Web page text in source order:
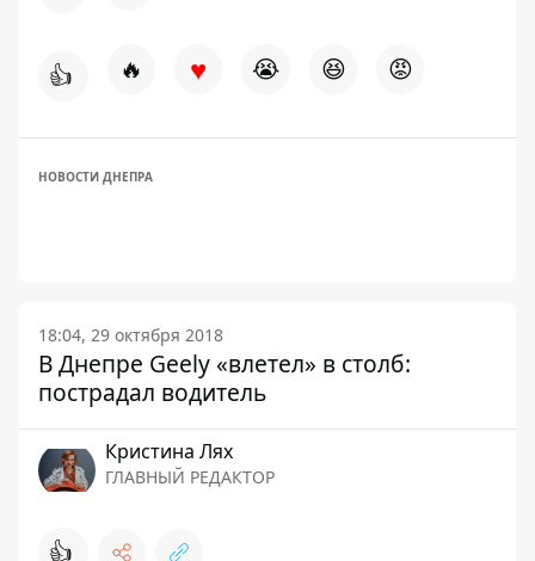
👍 🔥 ♥ 😭 😆 😡
НОВОСТИ ДНЕПРА
18:04, 29 октября 2018
В Днепре Geely «влетел» в столб:
пострадал водитель
Кристина Лях
ГЛАВНЫЙ РЕДАКТОР
👍